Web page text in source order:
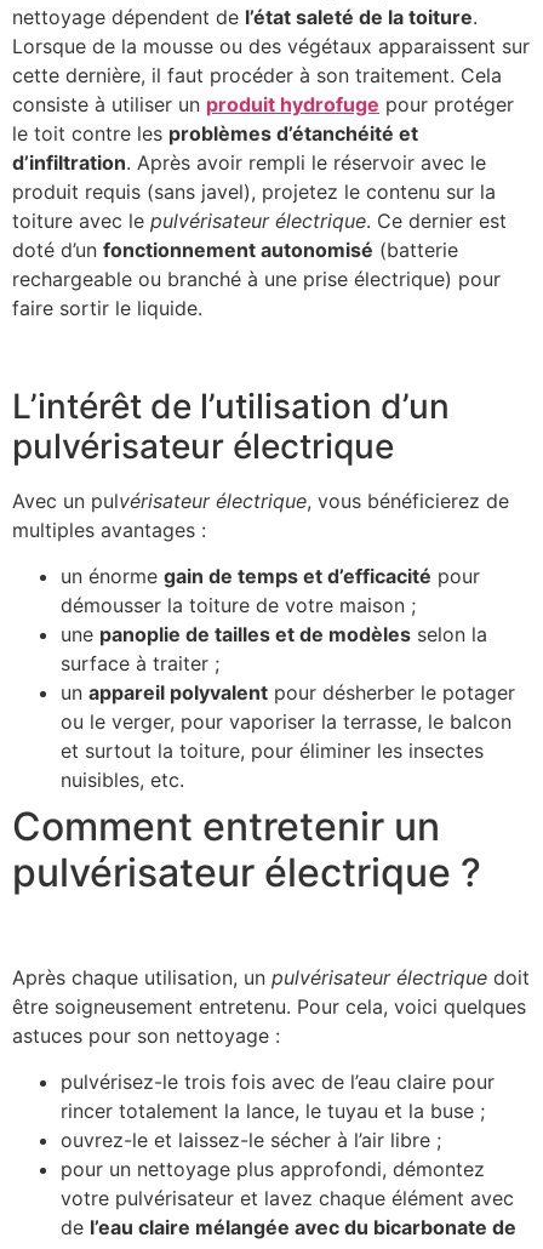
nettoyage dépendent de l’état saleté de la toiture.
Lorsque de la mousse ou des végétaux apparaissent sur
cette dernière, il faut procéder à son traitement. Cela
consiste à utiliser un produit hydrofuge pour protéger
le toit contre les problèmes d’étanchéité et
d’infiltration. Après avoir rempli le réservoir avec le
produit requis (sans javel), projetez le contenu sur la
toiture avec le pulvérisateur électrique. Ce dernier est
doté d’un fonctionnement autonomisé (batterie
rechargeable ou branché à une prise électrique) pour
faire sortir le liquide.
L’intérêt de l’utilisation d’un
pulvérisateur électrique
Avec un pulvérisateur électrique, vous bénéficierez de
multiples avantages :
un énorme gain de temps et d’efficacité pour
démousser la toiture de votre maison ;
une panoplie de tailles et de modèles selon la
surface à traiter ;
un appareil polyvalent pour désherber le potager
ou le verger, pour vaporiser la terrasse, le balcon
et surtout la toiture, pour éliminer les insectes
nuisibles, etc.
Comment entretenir un
pulvérisateur électrique ?
Après chaque utilisation, un pulvérisateur électrique doit
être soigneusement entretenu. Pour cela, voici quelques
astuces pour son nettoyage :
pulvérisez-le trois fois avec de l’eau claire pour
rincer totalement la lance, le tuyau et la buse ;
ouvrez-le et laissez-le sécher à l’air libre ;
pour un nettoyage plus approfondi, démontez
votre pulvérisateur et lavez chaque élément avec
de l’eau claire mélangée avec du bicarbonate de